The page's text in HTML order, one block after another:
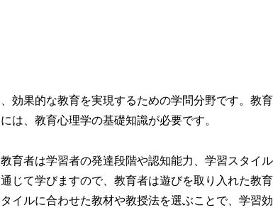
効果的な教育を実現するための学問分野です。教
は、教育心理学の基礎知識が必要です。
育者は学習者の発達段階や認知能力、学習スタイ
じて学びますので、教育者は遊びを取り入れた教
イルに合わせた教材や教授法を選ぶことで、学習